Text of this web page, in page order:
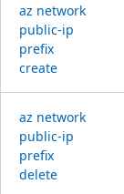
az network
public-ip
prefix
create
az network
public-ip
prefix
delete